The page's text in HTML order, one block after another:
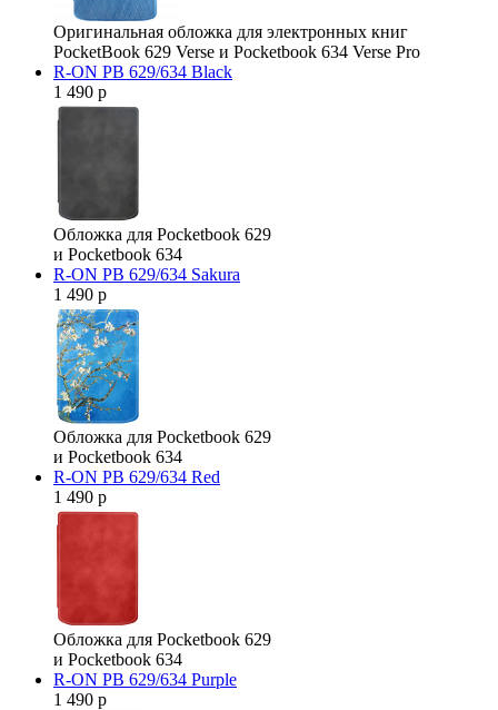
Оригинальная обложка для электронных книг
PocketBook 629 Verse и Pocketbook 634 Verse Pro
R-ON PB 629/634 Black
1 490 р
Обложка для Pocketbook 629
и Pocketbook 634
R-ON PB 629/634 Sakura
1 490 р
Обложка для Pocketbook 629
и Pocketbook 634
R-ON PB 629/634 Red
1 490 р
Обложка для Pocketbook 629
и Pocketbook 634
R-ON PB 629/634 Purple
1 490 р